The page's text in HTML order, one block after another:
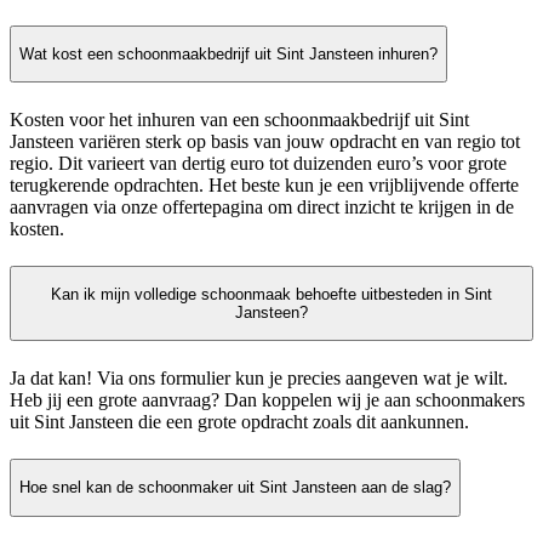
Wat kost een schoonmaakbedrijf uit Sint Jansteen inhuren?
Kosten voor het inhuren van een schoonmaakbedrijf uit Sint
Jansteen variëren sterk op basis van jouw opdracht en van regio tot
regio. Dit varieert van dertig euro tot duizenden euro’s voor grote
terugkerende opdrachten. Het beste kun je een vrijblijvende offerte
aanvragen via onze offertepagina om direct inzicht te krijgen in de
kosten.
Kan ik mijn volledige schoonmaak behoefte uitbesteden in Sint
Jansteen?
Ja dat kan! Via ons formulier kun je precies aangeven wat je wilt.
Heb jij een grote aanvraag? Dan koppelen wij je aan schoonmakers
uit Sint Jansteen die een grote opdracht zoals dit aankunnen.
Hoe snel kan de schoonmaker uit Sint Jansteen aan de slag?